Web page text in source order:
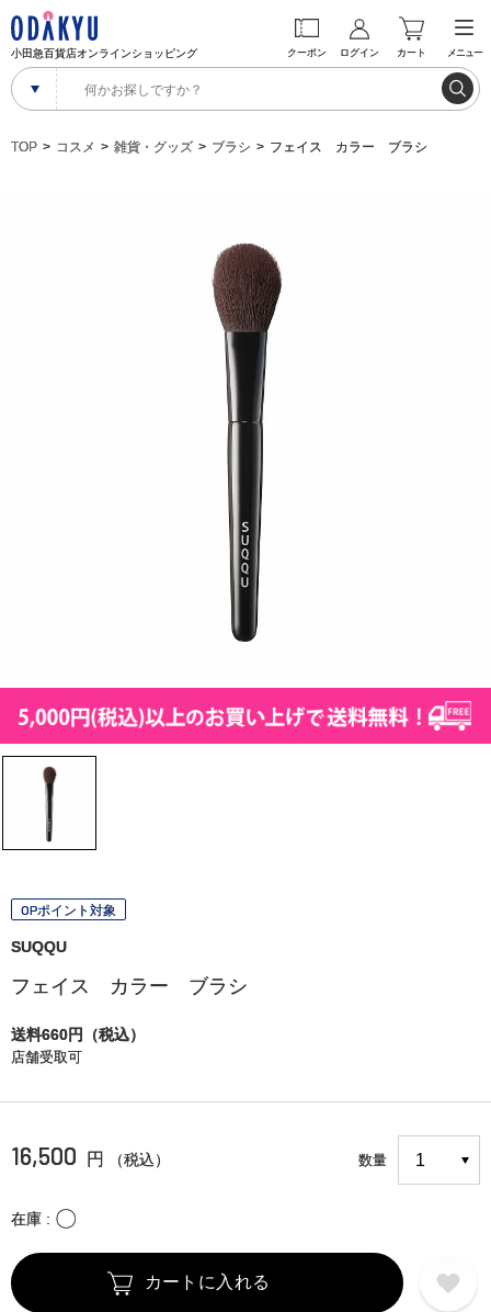
小田急百貨店オンラインショッピング クーポン ログイン カート メニュー
TOP コスメ 雑貨・グッズ ブラシ フェイス カラー ブラシ
OPポイント対象
SUQQU
フェイス カラー ブラシ
送料660円（税込）
店舗受取可
16,500 円 （税込） 数量
在庫 〇
カートに入れる